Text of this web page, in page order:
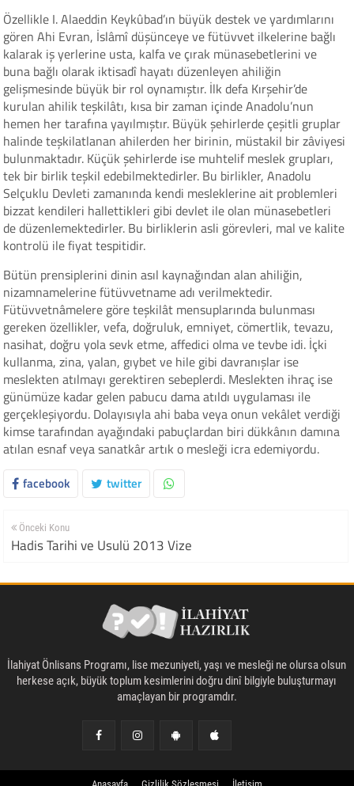
Özellikle I. Alaeddin Keykûbad’ın büyük destek ve yardımlarını
gören Ahi Evran, İslâmî düşünceye ve fütüvvet ilkelerine bağlı
kalarak iş yerlerine usta, kalfa ve çırak münasebetlerini ve
buna bağlı olarak iktisadî hayatı düzenleyen ahiliğin
gelişmesinde büyük bir rol oynamıştır. İlk defa Kırşehir’de
kurulan ahilik teşkilâtı, kısa bir zaman içinde Anadolu’nun
hemen her tarafına yayılmıştır. Büyük şehirlerde çeşitli gruplar
halinde teşkilatlanan ahilerden her birinin, müstakil bir zâviyesi
bulunmaktadır. Küçük şehirlerde ise muhtelif meslek grupları,
tek bir birlik teşkil edebilmektedirler. Bu birlikler, Anadolu
Selçuklu Devleti zamanında kendi mesleklerine ait problemleri
bizzat kendileri hallettikleri gibi devlet ile olan münasebetleri
de düzenlemektedirler. Bu birliklerin asli görevleri, mal ve kalite
kontrolü ile fiyat tespitidir.
Bütün prensiplerini dinin asıl kaynağından alan ahiliğin,
nizamnamelerine fütüvvetname adı verilmektedir.
Fütüvvetnâmelere göre teşkilât mensuplarında bulunması
gereken özellikler, vefa, doğruluk, emniyet, cömertlik, tevazu,
nasihat, doğru yola sevk etme, affedici olma ve tevbe idi. İçki
kullanma, zina, yalan, gıybet ve hile gibi davranışlar ise
meslekten atılmayı gerektiren sebeplerdi. Meslekten ihraç ise
günümüze kadar gelen pabucu dama atıldı uygulaması ile
gerçekleşiyordu. Dolayısıyla ahi baba veya onun vekâlet verdiği
kimse tarafından ayağındaki pabuçlardan biri dükkânın damına
atılan esnaf veya sanatkâr artık o mesleği icra edemiyordu.
facebook twitter
Önceki Konu
Hadis Tarihi ve Usulü 2013 Vize
İlahiyat Önlisans Programı, lise mezuniyeti, yaşı ve mesleği ne olursa olsun
herkese açık, büyük toplum kesimlerini doğru dinî bilgiyle buluşturmayı
amaçlayan bir programdır.